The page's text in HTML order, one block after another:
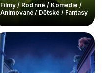
Filmy / Rodinné / Komedie /
Animované / Dětské / Fantasy